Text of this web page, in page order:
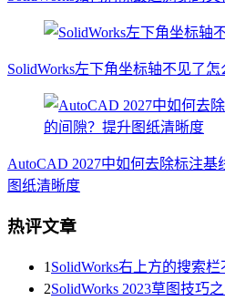
SolidWorks左下角坐标轴不见了怎
AutoCAD 2027中如何去除标注
图纸清晰度
热评文章
1 SolidWorks右上方的搜索
2SolidWorks 2023草图技巧